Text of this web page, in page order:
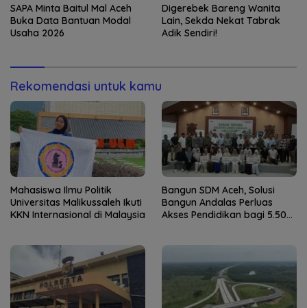
Kapolresta Banda Aceh
SAPA Minta Baitul Mal Aceh
Buka Data Bantuan Modal
Usaha 2026
Digerebek Bareng Wanita
Lain, Sekda Nekat Tabrak
Adik Sendiri!
Rekomendasi untuk kamu
Mahasiswa Ilmu Politik
Universitas Malikussaleh Ikuti
KKN Internasional di Malaysia
Bangun SDM Aceh, Solusi
Bangun Andalas Perluas
Akses Pendidikan bagi 5.500